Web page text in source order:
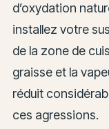
d’oxydation
installez votre
de la zone de
graisse et la
réduit
ces agressions.